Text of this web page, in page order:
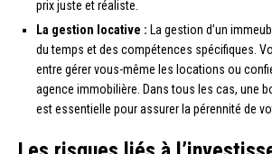
prix juste et réaliste.
La gestion locative : La gestion d’un
du temps et des compétences spécifiques.
entre gérer vous-même les locations ou
agence immobilière. Dans tous les cas, une
est essentielle pour assurer la pérennité de